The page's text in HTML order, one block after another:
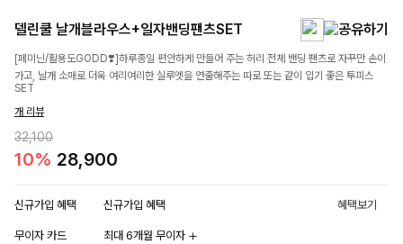
델린쿨 날개블라우스+일자밴딩팬츠SET
[페미닌/활용도GODD❣️]하루종일 편안하게 만들어 주는 허리 전체 밴딩 팬츠로 자꾸만 손이
가고, 날개 소매로 더욱 여리여리한 실루엣을 연출해주는 따로 또는 같이 입기 좋은 투피스
SET
개 리뷰
32,100
10% 28,900
신규가입 혜택 신규가입 혜택 혜택보기
무이자 카드 최대 6개월 무이자